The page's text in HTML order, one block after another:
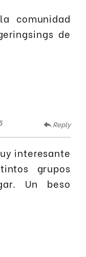
comunidad
de
Reply
interesante
grupos
Un beso